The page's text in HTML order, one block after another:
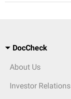
DocCheck
About Us
Investor Relations